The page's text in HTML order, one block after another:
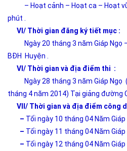
– Hoạt cảnh – Hoạt ca – Hoạt vũ
phút .
VI/ Thời gian đăng ký tiết mục :
Ngày 20 tháng 3 năm Giáp Ngọ –
BĐH Huyện .
VI/ Thời gian và địa điểm thi :
Ngày 28 tháng 3 năm Giáp Ngọ (
tháng 4 năm 2014) Tại giảng đường
VII/ Thời gian và địa điểm công
– Tối ngày 10 tháng 04 Năm Giáp
– Tối ngày 11 tháng 04 Năm Giáp
– Tối ngày 12 tháng 04 Năm Giáp